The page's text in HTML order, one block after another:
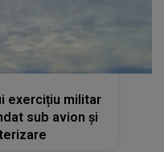
exercițiu militar
sub avion și